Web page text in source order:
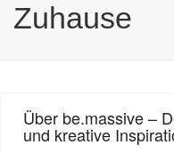
Zuhause
Über be.massive –
und kreative